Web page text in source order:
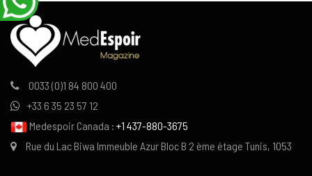
0033 (0)1 84 800 400
+33 6 35 23 57 12
Medespoir Canada : +1 437-880-3675
Rue du Lac Biwa Immeuble Azur Bloc B 2 ème étage Tunis, 1053